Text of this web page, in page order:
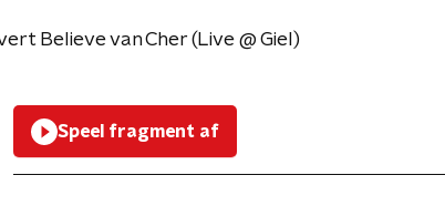
Believe van Cher (Live @ Giel)
Speel fragment af